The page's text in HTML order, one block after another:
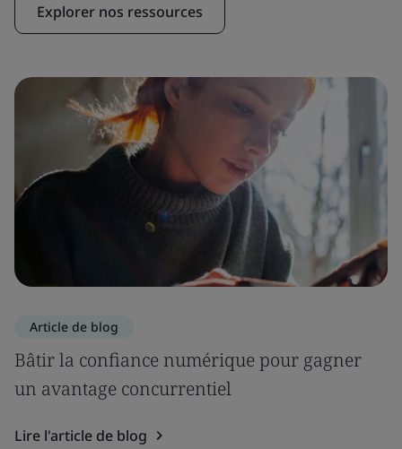
Explorer nos ressources
Article de blog
Bâtir la confiance numérique pour gagner
un avantage concurrentiel
Lire l'article de blog